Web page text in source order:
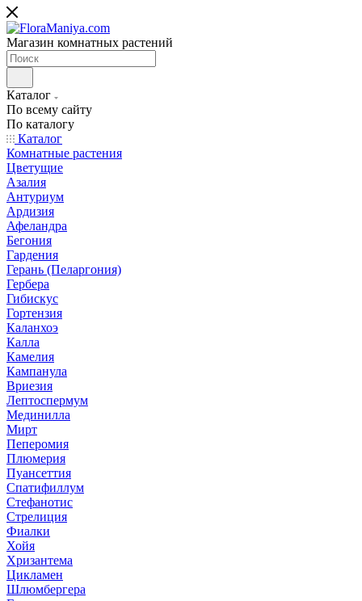
Магазин комнатных растений
Каталог
По всему сайту
По каталогу
Каталог
Комнатные растения
Цветущие
Азалия
Антуриум
Ардизия
Афеландра
Бегония
Гардения
Герань (Пеларгония)
Гербера
Гибискус
Гортензия
Каланхоэ
Калла
Камелия
Кампанула
Вриезия
Лептоспермум
Мединилла
Мирт
Пеперомия
Плюмерия
Пуансеттия
Спатифиллум
Стефанотис
Стрелиция
Фиалки
Хойя
Хризантема
Цикламен
Шлюмбергера